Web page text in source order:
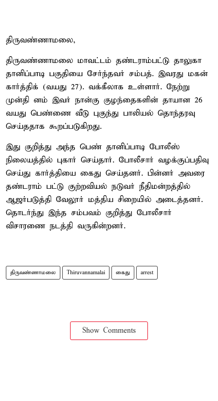
திருவண்ணாமலை,
திருவண்ணாமலை மாவட்டம் தண்டராம்பட்டு தாலுகா
தானிப்பாடி பகுதியை சேர்ந்தவர் சம்பத். இவரது மகன்
கார்த்திக் (வயது 27). வக்கீலாக உள்ளார். நேற்று
முன்தி னம் இவர் நான்கு குழந்தைகளின் தாயான 26
வயது பெண்ணை வீடு புகுந்து பாலியல் தொந்தரவு
செய்ததாக கூறப்படுகிறது.
இது குறித்து அந்த பெண் தானிப்பாடி போலீஸ்
நிலையத்தில் புகார் செய்தார். போலீசார் வழக்குப்பதிவு
செய்து கார்த்தியை கைது செய்தனர். பின்னர் அவரை
தண்டராம் பட்டு குற்றவியல் நடுவர் நீதிமன்றத்தில்
ஆஜர்படுத்தி வேலூர் மத்திய சிறையில் அடைத்தனர்.
தொடர்ந்து இந்த சம்பவம் குறித்து போலீசார்
விசாரணை நடத்தி வருகின்றனர்.
திருவண்ணாமலை Thiruvannamalai கைது arrest
Show Comments